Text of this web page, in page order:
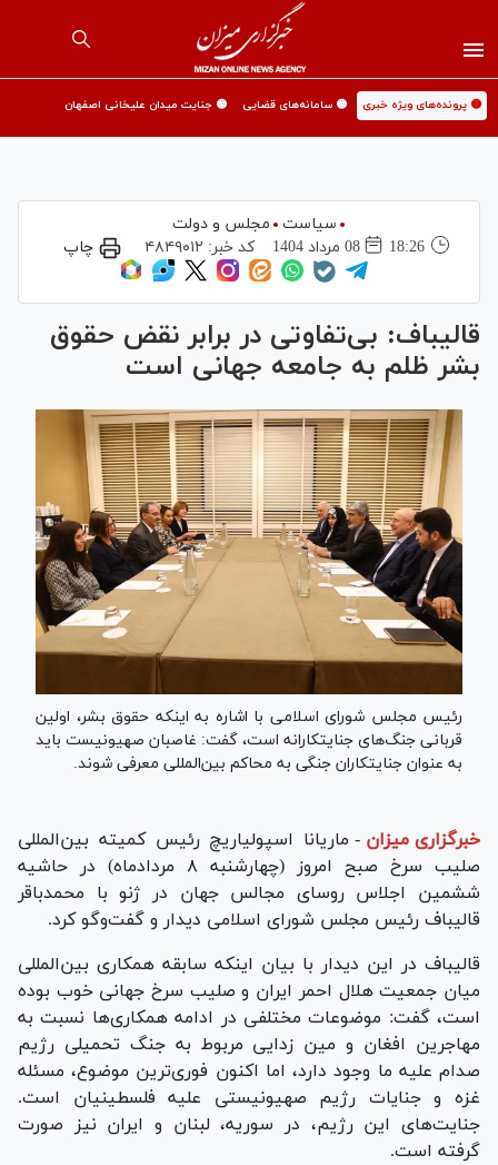
🟡 پرونده‌های ویژه خبری 🟡 سامانه‌های قضایی 🟡 جنایت میدان علیخانی اصفهان
سیاست
مجلس و دولت
18:26
08 مرداد 1404 کد خبر: ۴۸۴۹۰۱۲ چاپ
قالیباف: بی‌تفاوتی در برابر نقض حقوق
بشر ظلم به جامعه جهانی است
رئیس مجلس شورای اسلامی با اشاره به اینکه حقوق بشر، اولین
قربانی جنگ‌های جنایتکارانه است، گفت: غاصبان صهیونیست باید
به عنوان جنایتکاران جنگی به محاکم بین‌المللی معرفی شوند.
خبرگزاری میزان - ماریانا اسپولیاریچ رئیس کمیته بین‌المللی
صلیب سرخ صبح امروز (چهارشنبه ۸ مردادماه) در حاشیه
ششمین اجلاس روسای مجالس جهان در ژنو با محمدباقر
قالیباف رئیس مجلس شورای اسلامی دیدار و گفت‌و‌گو کرد.
قالیباف در این دیدار با بیان اینکه سابقه همکاری بین‌المللی
میان جمعیت هلال احمر ایران و صلیب سرخ جهانی خوب بوده
است، گفت: موضوعات مختلفی در ادامه همکاری‌ها نسبت به
مهاجرین افغان و مین زدایی مربوط به جنگ تحمیلی رژیم
صدام علیه ما وجود دارد، اما اکنون فوری‌ترین موضوع، مسئله
غزه و جنایات رژیم صهیونیستی علیه فلسطینیان است.
جنایت‌های این رژیم، در سوریه، لبنان و ایران نیز صورت
گرفته است.